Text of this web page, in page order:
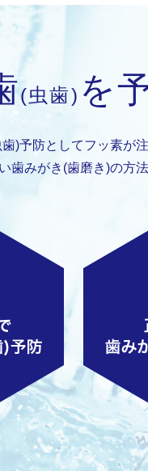
(虫歯) を
)予防としてフッ素が
歯みがき(歯磨き)の方